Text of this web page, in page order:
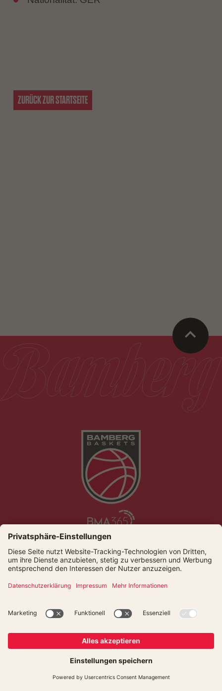
ZURÜCK ZUR STARTSEITE
Die Bamberg Baskets live und auf Abruf bei Dyn
© Bamberger Basketball GmbH
Presse
Datenschutz
Newsletter
Cookies